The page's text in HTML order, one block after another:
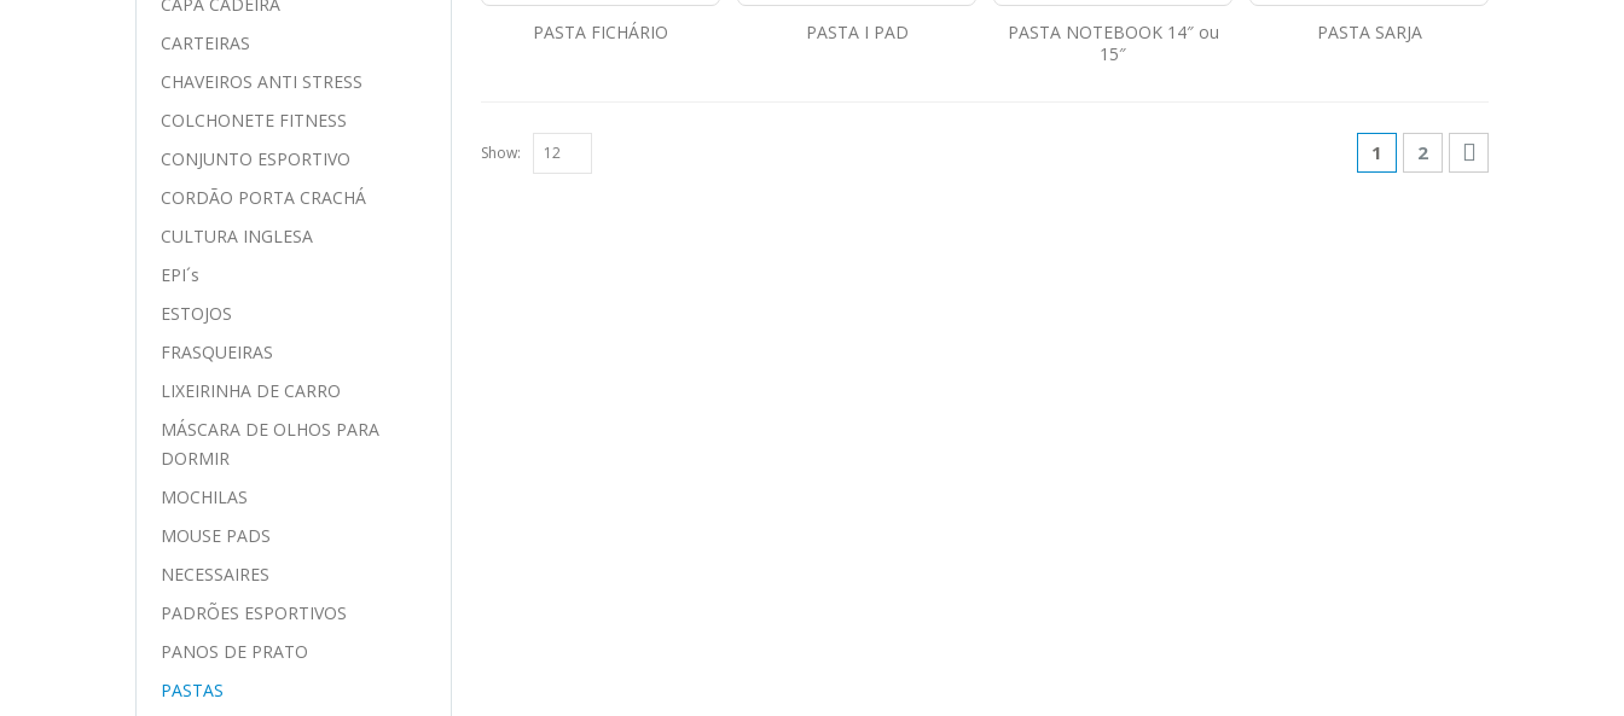
PASTA FICHÁRIO PASTA I PAD
PASTA NOTEBOOK 14″ ou
15″
PASTA SARJA
Show: 1 2
CARTEIRAS
CHAVEIROS ANTI STRESS
COLCHONETE FITNESS
CONJUNTO ESPORTIVO
CORDÃO PORTA CRACHÁ
CULTURA INGLESA
EPI´s
ESTOJOS
FRASQUEIRAS
LIXEIRINHA DE CARRO
MÁSCARA DE OLHOS PARA
DORMIR
MOCHILAS
MOUSE PADS
NECESSAIRES
PADRÕES ESPORTIVOS
PANOS DE PRATO
PASTAS